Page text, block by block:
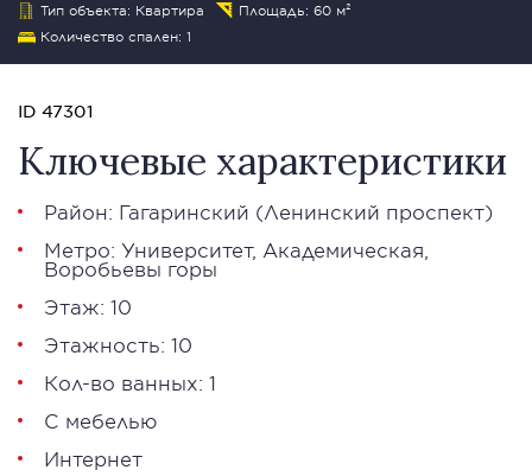
Тип объекта: Квартира
Площадь: 60 м²
Количество спален: 1
ID 47301
Ключевые характеристики
Район: Гагаринский (Ленинский проспект)
Метро: Университет, Академическая
Воробьевы горы
Этаж: 10
Этажность: 10
Кол-во ванных: 1
С мебелью
Интернет